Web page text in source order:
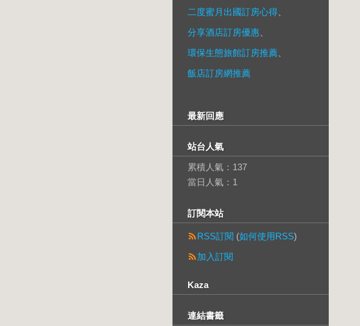
二度蜜月出國訂房心得
分享酒店訂房優惠
環保生態旅館訂房推薦
飯店訂房網推薦
最新回應
站台人氣
累積人氣： 137
當日人氣： 1
訂閱本站
RSS訂閱 (如何使用RSS)
加入訂閱
Kaza
連結書籤